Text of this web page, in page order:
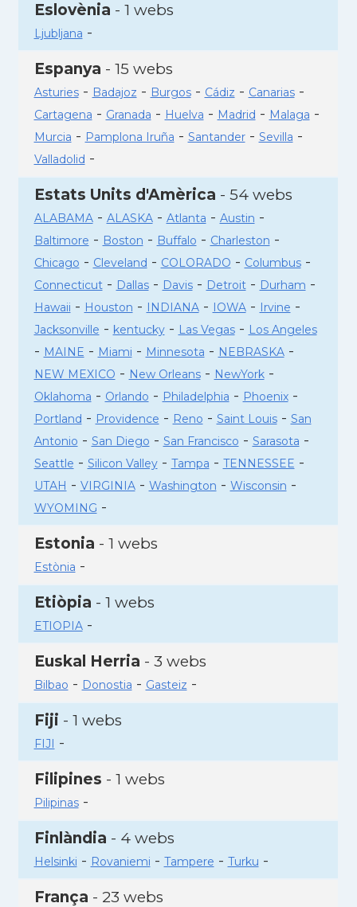
Eslovènia - 1 webs
Ljubljana -
Espanya - 15 webs
Asturies- Badajoz - Burgos- Cádiz - Canarias-
Cartagena - Granada - Huelva - Madrid - Malaga -
Murcia - Pamplona Iruña - Santander- Sevilla -
Valladolid -
Estats Units d'Amèrica - 54 webs
ALABAMA- ALASKA- Atlanta - Austin -
Baltimore - Boston - Buffalo - Charleston -
Chicago - Cleveland - COLORADO - Columbus-
Connecticut- Dallas- Davis- Detroit- Durham -
Hawaii - Houston - INDIANA- IOWA- Irvine -
Jacksonville - kentucky- Las Vegas- Los Angeles
- MAINE - Miami - Minnesota - NEBRASKA-
NEW MEXICO - New Orleans- NewYork-
Oklahoma - Orlando - Philadelphia - Phoenix-
Portland - Providence - Reno - Saint Louis- San
Antonio - San Diego - San Francisco - Sarasota -
Seattle - Silicon Valley- Tampa - TENNESSEE -
UTAH - VIRGINIA- Washington - Wisconsin -
WYOMING -
Estonia - 1 webs
Estònia -
Etiòpia - 1 webs
ETIOPIA-
Euskal Herria - 3 webs
Bilbao - Donostia - Gasteiz -
Fiji - 1 webs
FIJI -
Filipines - 1 webs
Pilipinas-
Finlàndia - 4 webs
Helsinki - Rovaniemi - Tampere - Turku -
França - 23 webs